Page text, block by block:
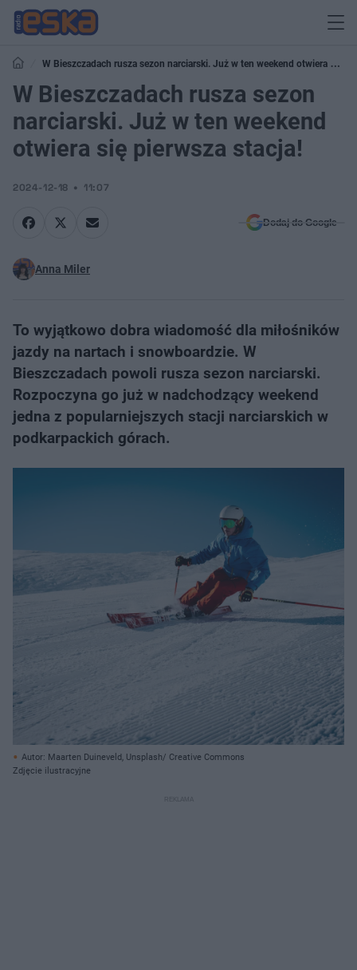
W Bieszczadach rusza sezon narciarski. Już w ten weekend otwiera się
pierwsza stacja!
W Bieszczadach rusza sezon
narciarski. Już w ten weekend
otwiera się pierwsza stacja!
2024-12-18 11:07
Dodaj do Google
Anna Miler
To wyjątkowo dobra wiadomość dla miłośników
jazdy na nartach i snowboardzie. W
Bieszczadach powoli rusza sezon narciarski.
Rozpoczyna go już w nadchodzący weekend
jedna z popularniejszych stacji narciarskich w
podkarpackich górach.
Autor: Maarten Duineveld, Unsplash/ Creative Commons
Zdjęcie ilustracyjne